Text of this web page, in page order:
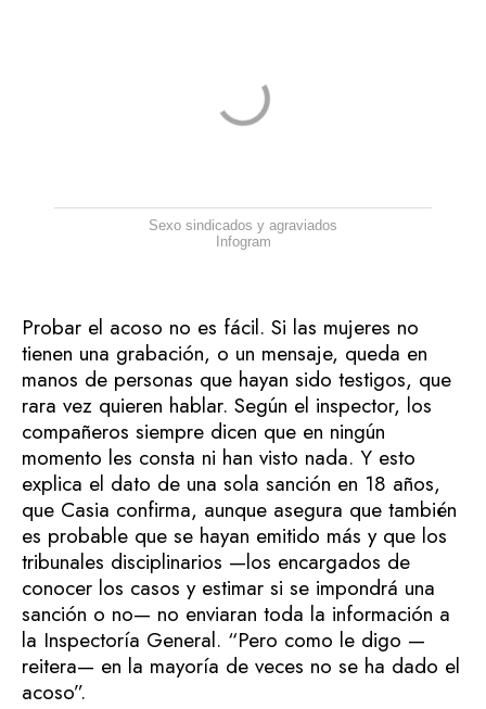
Sexo sindicados y agraviados
Infogram
Probar el acoso no es fácil. Si las mujeres no
tienen una grabación, o un mensaje, queda en
manos de personas que hayan sido testigos, que
rara vez quieren hablar. Según el inspector, los
compañeros siempre dicen que en ningún
momento les consta ni han visto nada. Y esto
explica el dato de una sola sanción en 18 años,
que Casia confirma, aunque asegura que también
es probable que se hayan emitido más y que los
tribunales disciplinarios —los encargados de
conocer los casos y estimar si se impondrá una
sanción o no— no enviaran toda la información a
la Inspectoría General. “Pero como le digo —
reitera— en la mayoría de veces no se ha dado el
acoso”.